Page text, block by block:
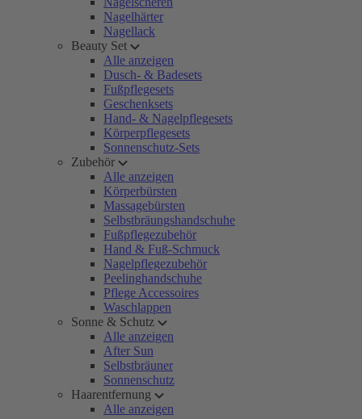
Nagelhärter
Nagellack
Beauty Set
Alle anzeigen
Dusch- & Badesets
Fußpflegesets
Geschenksets
Hand- & Nagelpflegesets
Körperpflegesets
Sonnenschutz-Sets
Zubehör
Alle anzeigen
Körperbürsten
Massagebürsten
Selbstbräungshandschuhe
Fußpflegezubehör
Hand & Fuß-Schmuck
Nagelpflegezubehör
Peelinghandschuhe
Pflege Accessoires
Waschlappen
Sonne & Schutz
Alle anzeigen
After Sun
Selbstbräuner
Sonnenschutz
Haarentfernung
Alle anzeigen